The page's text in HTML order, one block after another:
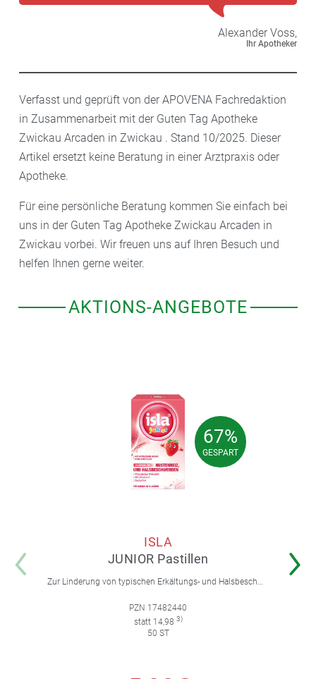
Alexander Voss,
Ihr Apotheker
Verfasst und geprüft von der APOVENA Fachredaktion
in Zusammenarbeit mit der Guten Tag Apotheke
Zwickau Arcaden in Zwickau . Stand 10/2025. Dieser
Artikel ersetzt keine Beratung in einer Arztpraxis oder
Apotheke.
Für eine persönliche Beratung kommen Sie einfach bei
uns in der Guten Tag Apotheke Zwickau Arcaden in
Zwickau vorbei. Wir freuen uns auf Ihren Besuch und
helfen Ihnen gerne weiter.
AKTIONS-ANGEBOTE
67%
GESPART
67%
GESPART
ISLA
JUNIOR Pastillen
Zur Linderung von typischen Erkältungs- und Halsbeschwerden wie Hustenreiz und Heiserkeit. Für Kinder ab 4 Jahren.
PZN 17482440
statt 14,98 3)
50 ST